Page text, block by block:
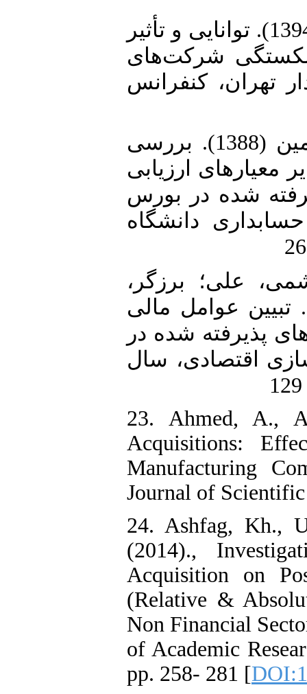
20. گلینی، رحمن؛ اسمی،شاهرخ (1394). توانایی و تأثیر
شرکت‌های
تهران، کنفرانس
21. نمازی، محمد؛ زراعت‌گری، رامین (1388). بررسی
معیارهای ارزیابی
شده در بورس
دانشگاه
علی؛ برزگر،
الله؛ داداشی، ایمان (1399). تبیین عوامل مالی
پذیرفته شده در
اقتصادی، سال
23. Ahmed, A.,
Acquisitions:
Manufacturing
Journal of
24. Ashfag, Kh.,
(2014).,
Acquisition on
(Relative &
Non Financial
of Academic
pp. 258- 281 [